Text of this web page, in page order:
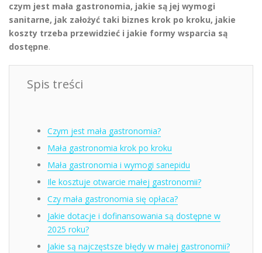
czym jest mała gastronomia, jakie są jej wymogi
sanitarne, jak założyć taki biznes krok po kroku, jakie
koszty trzeba przewidzieć i jakie formy wsparcia są
dostępne.
Spis treści
Czym jest mała gastronomia?
Mała gastronomia krok po kroku
Mała gastronomia i wymogi sanepidu
Ile kosztuje otwarcie małej gastronomii?
Czy mała gastronomia się opłaca?
Jakie dotacje i dofinansowania są dostępne w
2025 roku?
Jakie są najczęstsze błędy w małej gastronomii?